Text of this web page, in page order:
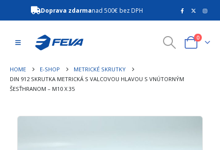
Doprava zdarmanad 500€ bez DPH
0
HOME E-SHOP
METRICKÉ SKRUTKY
DIN 912 SKRUTKA METRICKÁ S VALCOVOU HLAVOU S VNÚTORNÝM
ŠESŤHRANOM – M10 X 35